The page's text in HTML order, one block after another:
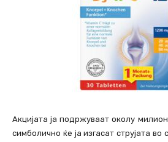
Акцијата ја подржуваат околу
симболично ќе ја изгасат струјата